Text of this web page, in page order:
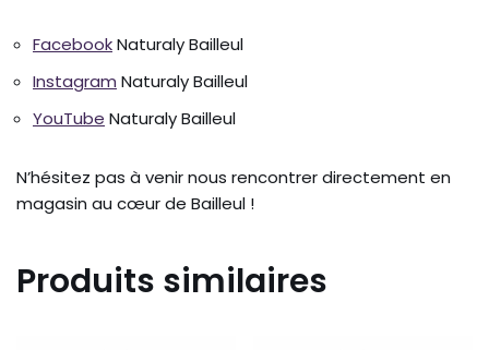
FacebookNaturaly Bailleul
Instagram Naturaly Bailleul
YouTube Naturaly Bailleul
N’hésitez pas à venir nous rencontrer directement en
magasin au cœur de Bailleul !
Produits similaires